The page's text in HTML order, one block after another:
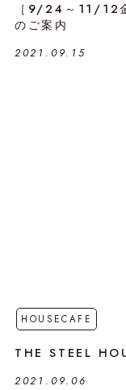
［9/24～11/12
のご案内
2021.09.15
HOUSECAFE
THE STEEL
2021.09.06